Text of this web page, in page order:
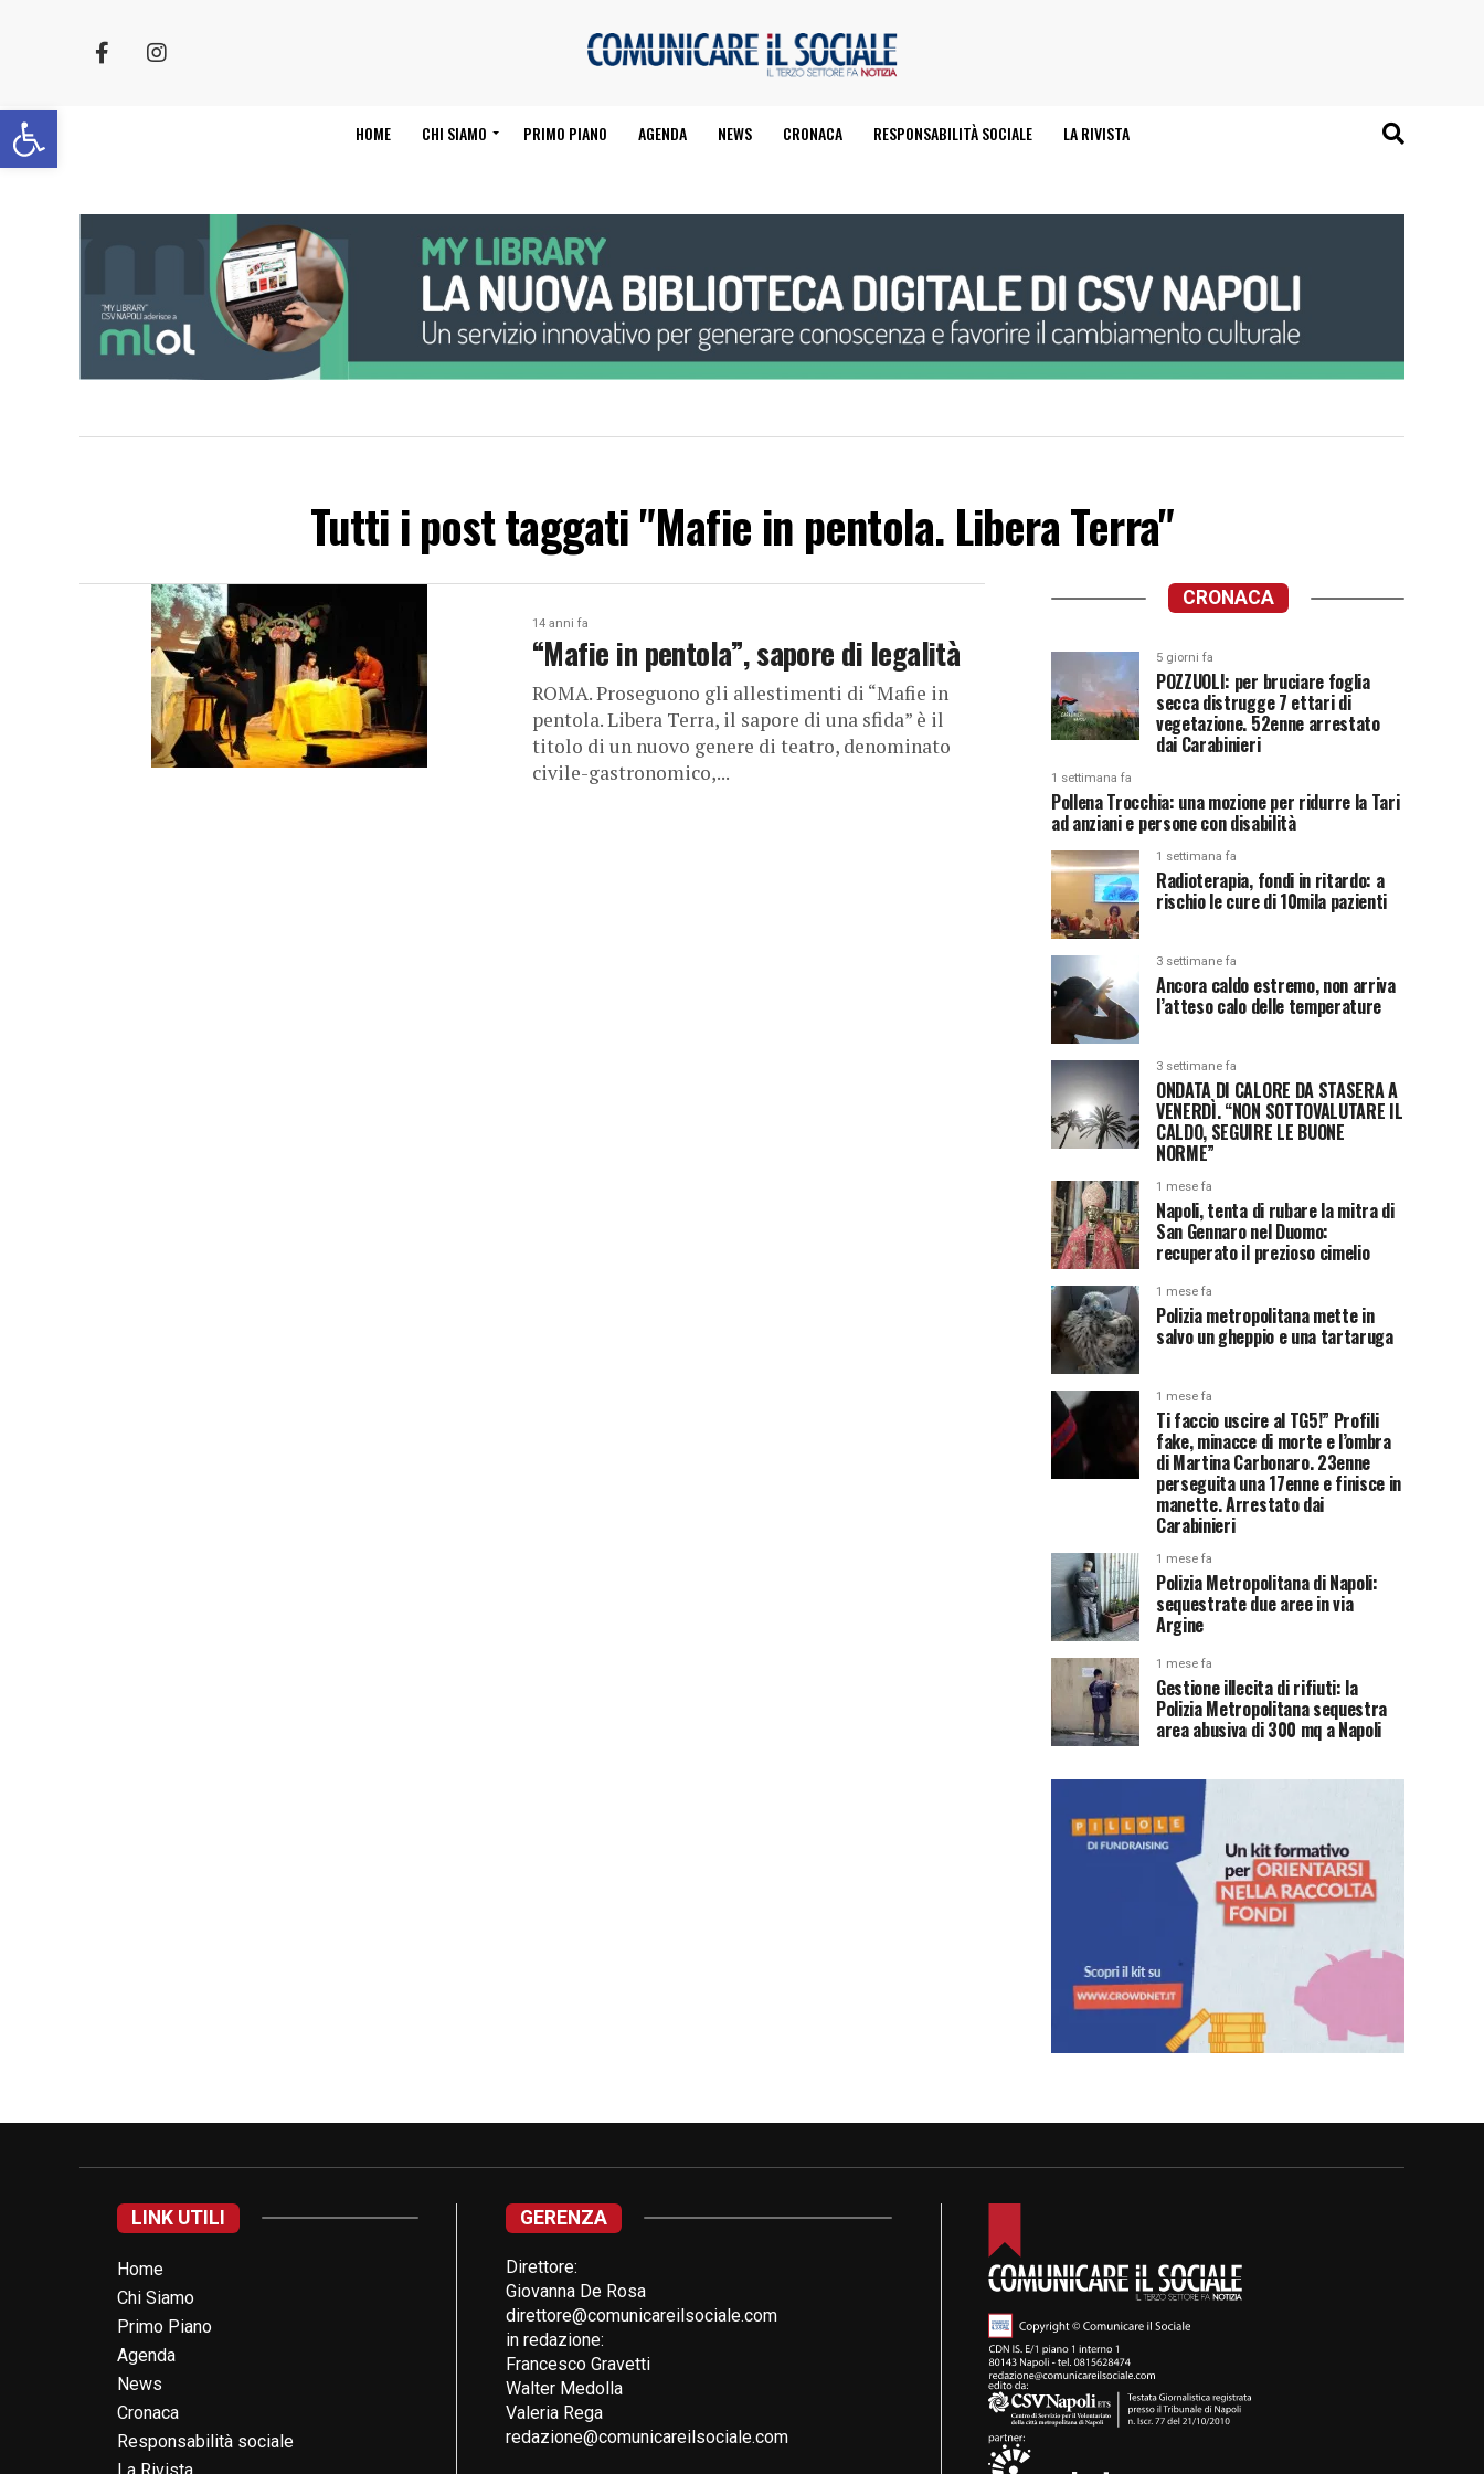
Apri la barra degli strumenti HOME CHI SIAMO PRIMO PIANO AGENDA NEWS CRONACA RESPONSABILITÀ SOCIALE LA RIVISTA
Tutti i post taggati "Mafie in pentola. Libera Terra"
14 anni fa
“Mafie in pentola”, sapore di legalità
ROMA. Proseguono gli allestimenti di “Mafie in
pentola. Libera Terra, il sapore di una sfida” è il
titolo di un nuovo genere di teatro, denominato
civile-gastronomico,...
CRONACA
5 giorni fa
POZZUOLI: per bruciare foglia
secca distrugge 7 ettari di
vegetazione. 52enne arrestato
dai Carabinieri
1 settimana fa
Pollena Trocchia: una mozione per ridurre la Tari
ad anziani e persone con disabilità
1 settimana fa
Radioterapia, fondi in ritardo: a
rischio le cure di 10mila pazienti
3 settimane fa
Ancora caldo estremo, non arriva
l’atteso calo delle temperature
3 settimane fa
ONDATA DI CALORE DA STASERA A
VENERDÌ. “NON SOTTOVALUTARE IL
CALDO, SEGUIRE LE BUONE
NORME”
1 mese fa
Napoli, tenta di rubare la mitra di
San Gennaro nel Duomo:
recuperato il prezioso cimelio
1 mese fa
Polizia metropolitana mette in
salvo un gheppio e una tartaruga
1 mese fa
Ti faccio uscire al TG5!” Profili
fake, minacce di morte e l’ombra
di Martina Carbonaro. 23enne
perseguita una 17enne e finisce in
manette. Arrestato dai
Carabinieri
1 mese fa
Polizia Metropolitana di Napoli:
sequestrate due aree in via
Argine
1 mese fa
Gestione illecita di rifiuti: la
Polizia Metropolitana sequestra
area abusiva di 300 mq a Napoli
LINK UTILI
Home
Chi Siamo
Primo Piano
Agenda
News
Cronaca
Responsabilità sociale
GERENZA
Direttore:
Giovanna De Rosa
direttore@comunicareilsociale.com
in redazione:
Francesco Gravetti
Walter Medolla
Valeria Rega
redazione@comunicareilsociale.com